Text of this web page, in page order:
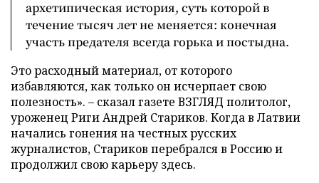
архетипическая история, суть которой в
течение тысяч лет не меняется: конечная
участь предателя всегда горька и постыдна.
Это расходный материал, от которого
избавляются, как только он исчерпает свою
полезность». – сказал газете ВЗГЛЯД политолог,
уроженец Риги Андрей Стариков. Когда в Латвии
начались гонения на честных русских
журналистов, Стариков перебрался в Россию и
продолжил свою карьеру здесь.